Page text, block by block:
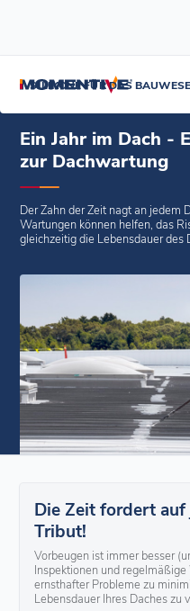
SILIKONE FÜR DAS
Ein Jahr im Dach - Ein saisonaler
Ein Jahr im Dach -
zur Dachwartung
Der Zahn der Zeit nagt an jedem
Wartungen können helfen, das
gleichzeitig die Lebensdauer des
Die Zeit fordert auf
Tribut!
Vorbeugen ist immer besser
Inspektionen und
ernsthafter Probleme zu
Lebensdauer Ihres Daches zu